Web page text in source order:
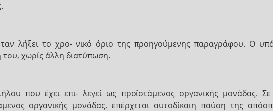
λήξει το χρο- νικό όριο της προηγούμενης παραγράφου. Ο
του, χωρίς άλλη διατύπωση.
που έχει επι- λεγεί ως προϊστάμενος οργανικής μονάδας.
οργανικής μονάδας, επέρχεται αυτοδίκαιη παύση της